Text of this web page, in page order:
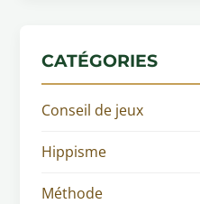
CATÉGORIES
Conseil de jeux
Hippisme
Méthode